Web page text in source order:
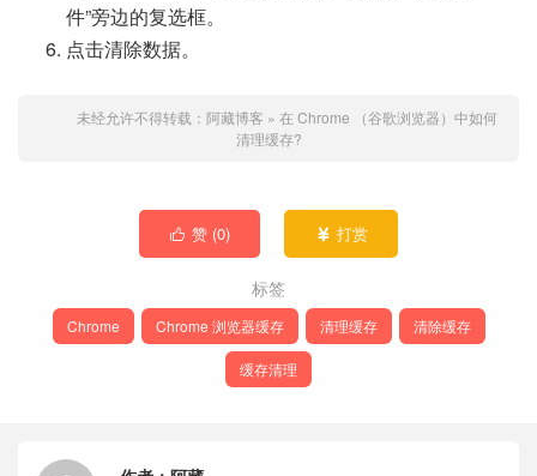
件”旁边的复选框。
点击清除数据。
未经允许不得转载： 阿藏博客 » 在 Chrome （谷歌浏览器）中如何
清理缓存?
 赞 (0)  打赏
标签
Chrome Chrome 浏览器缓存 清理缓存 清除缓存
缓存清理